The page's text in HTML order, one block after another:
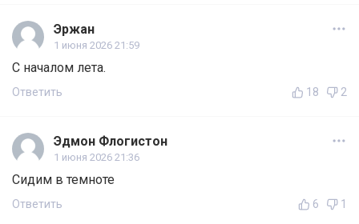
Эржан
1 июня 2026 21:59
С началом лета.
Ответить 18 2
Эдмон Флогистон
1 июня 2026 21:36
Сидим в темноте
Ответить 6 1